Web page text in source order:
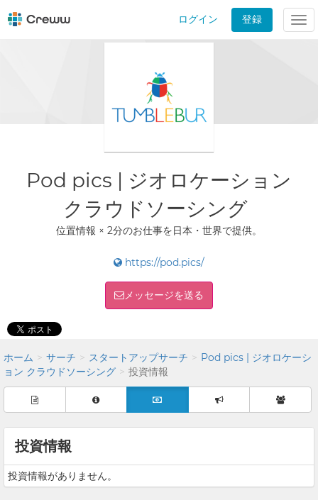
ログイン 登録
Pod pics | ジオロケーション
クラウドソーシング
位置情報 × 2分のお仕事を日本・世界で提供。
https://pod.pics/
メッセージを送る
ホーム サーチ スタートアップサーチ
Pod pics | ジオロケーシ
ョン クラウドソーシング
投資情報
投資情報
投資情報がありません。